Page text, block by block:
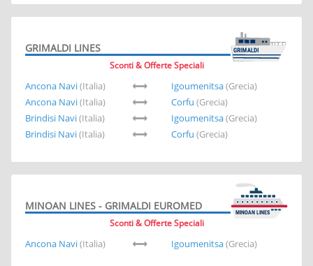
GRIMALDI LINES
Sconti & Offerte Speciali
Ancona Navi(Italia) Igoumenitsa(Grecia)
Ancona Navi(Italia) Corfu (Grecia)
Brindisi Navi(Italia) Igoumenitsa(Grecia)
Brindisi Navi(Italia) Corfu (Grecia)
MINOAN LINES - GRIMALDI EUROMED
Sconti & Offerte Speciali
Ancona Navi(Italia) Igoumenitsa(Grecia)